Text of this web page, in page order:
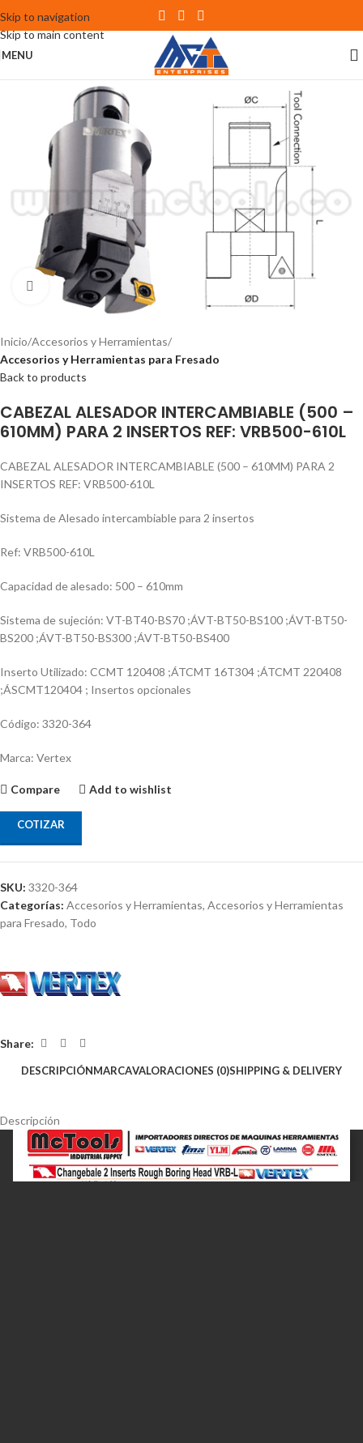
Skip to navigation
Skip to main content
MENU
Click to enlarge
Inicio Accesorios y Herramientas
Accesorios y Herramientas para Fresado
Back to products
CABEZAL ALESADOR INTERCAMBIABLE (500 –
610MM) PARA 2 INSERTOS REF: VRB500-610L
CABEZAL ALESADOR INTERCAMBIABLE (500 – 610MM) PARA 2
INSERTOS REF: VRB500-610L
Sistema de Alesado intercambiable para 2 insertos
Ref: VRB500-610L
Capacidad de alesado: 500 – 610mm
Sistema de sujeción: VT-BT40-BS70 ;ÁVT-BT50-BS100 ;ÁVT-BT50-
BS200 ;ÁVT-BT50-BS300 ;ÁVT-BT50-BS400
Inserto Utilizado: CCMT 120408 ;ÁTCMT 16T304 ;ÁTCMT 220408
;ÁSCMT120404 ; Insertos opcionales
Código: 3320-364
Marca: Vertex
Compare Add to wishlist
COTIZAR
SKU: 3320-364
Categorías: Accesorios y Herramientas, Accesorios y Herramientas
para Fresado, Todo
Share:
DESCRIPCIÓNMARCAVALORACIONES (0)SHIPPING & DELIVERY
Descripción